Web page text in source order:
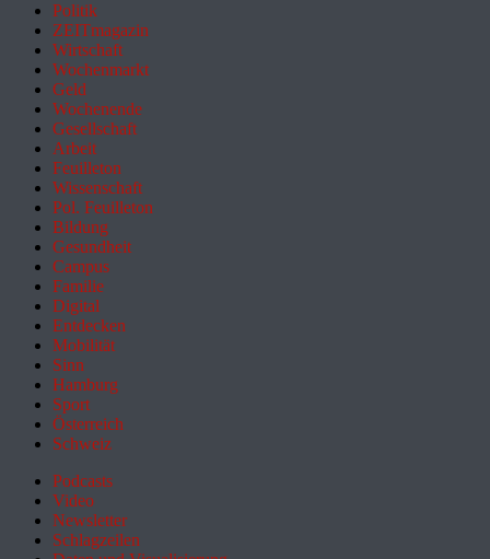
Politik
ZEITmagazin
Wirtschaft
Wochenmarkt
Geld
Wochenende
Gesellschaft
Arbeit
Feuilleton
Wissenschaft
Pol. Feuilleton
Bildung
Gesundheit
Campus
Familie
Digital
Entdecken
Mobilität
Sinn
Hamburg
Sport
Österreich
Schweiz
Podcasts
Video
Newsletter
Schlagzeilen